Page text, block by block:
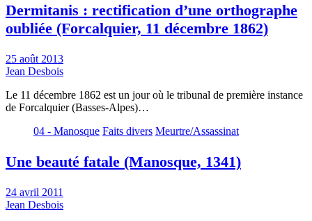
Dermitanis : rectification d’une orthographe
oubliée (Forcalquier, 11 décembre 1862)
25 août 2013
Jean Desbois
Le 11 décembre 1862 est un jour où le tribunal de première instance
de Forcalquier (Basses-Alpes)…
04 - Manosque Faits divers Meurtre/Assassinat
Une beauté fatale (Manosque, 1341)
24 avril 2011
Jean Desbois